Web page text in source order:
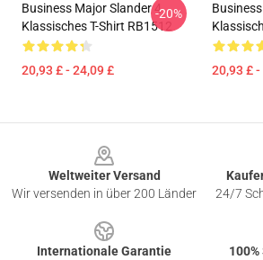
Business Major Slander 4
Klassisches T-Shirt RB1512
20,93 £ - 24,09 £
-20%
20,93 £
Weltweiter Versand
Wir versenden in über 200 Länder
24/7
Internationale Garantie